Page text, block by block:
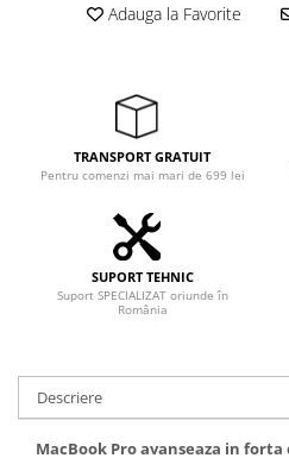
Componente PC
Placi de Baza
Hard Disc-uri
Carcase
Adauga la Favorite
TRANSPORT GRATUIT
Pentru comenzi mai mari de 699 lei
SUPORT TEHNIC
Suport SPECIALIZAT oriunde în
România
Descriere
MacBook Proavanseaza in forta